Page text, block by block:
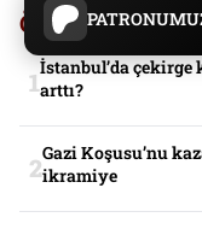
Öne Çıkanlar
İstanbul’da çekirge
arttı?
Gazi Koşusu’nu
ikramiye